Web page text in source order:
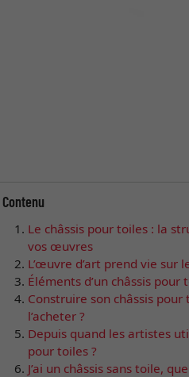
Contenu
Le châssis pour toiles : la
vos œuvres
L’œuvre d’art prend vie sur
Éléments d’un châssis pour
Construire son châssis
l’acheter ?
Depuis quand les artistes
pour toiles ?
J’ai un châssis sans toile,